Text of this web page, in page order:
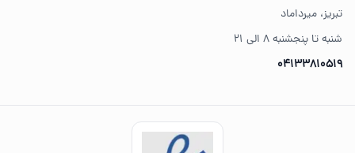
تبریز، میرداماد
شنبه تا پنجشنبه ۸ الی ۲۱
04133810519